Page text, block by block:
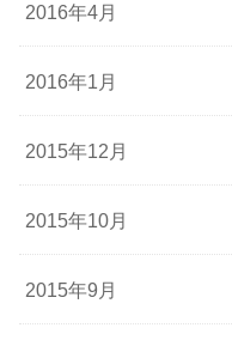
2016年4月
2016年1月
2015年12月
2015年10月
2015年9月